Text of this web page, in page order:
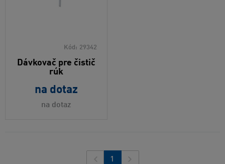
Kód: 29342
Dávkovač pre čistič
rúk
na dotaz
na dotaz
1